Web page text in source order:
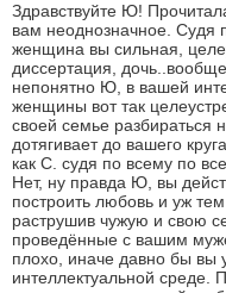
Здравствуйте Ю!
вам неоднозначное. Судя
женщина вы сильная,
диссертация,
непонятно Ю, в вашей
женщины вот так
своей семье разбираться
дотягивает до вашего
как С. судя по всему по
Нет, ну правда Ю, вы
построить любовь и уж
раструшив чужую и свою
проведённые с вашим
плохо, иначе давно бы вы
интеллектуальной среде.